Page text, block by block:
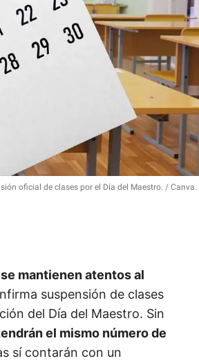
oficial de clases por el Día del Maestro. Canva.
mantienen atentos al
suspensión de clases
del Día del Maestro. Sin
el mismo número de
sí contarán con un